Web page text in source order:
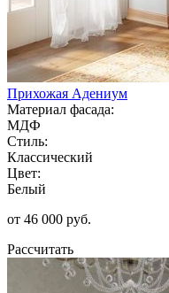
Прихожая Адениум
Материал фасада:
МДФ
Стиль:
Классический
Цвет:
Белый
от 46 000 руб.
Рассчитать